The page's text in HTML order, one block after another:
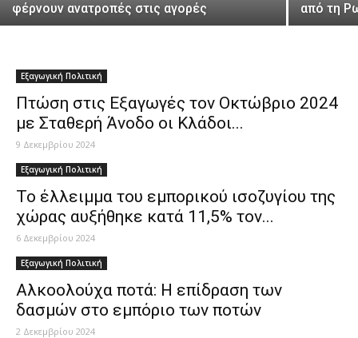
φέρνουν ανατροπές στις αγορές
από τη
Εξαγωγική Πολιτική
Πτώση στις Εξαγωγές τον Οκτώβριο 2024
με Σταθερή Άνοδο οι Κλάδοι...
9 Δεκεμβρίου 2024
Εξαγωγική Πολιτική
Το έλλειμμα του εμπορικού ισοζυγίου της
χώρας αυξήθηκε κατά 11,5% τον...
6 Δεκεμβρίου 2024
Εξαγωγική Πολιτική
Αλκοολούχα ποτά: Η επίδραση των
δασμών στο εμπόριο των ποτών
2 Δεκεμβρίου 2024